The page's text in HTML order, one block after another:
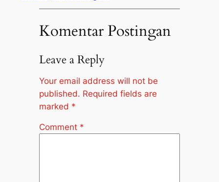
Komentar Postingan
Leave a Reply
Your email address will not be
published. Required fields are
marked *
Comment *